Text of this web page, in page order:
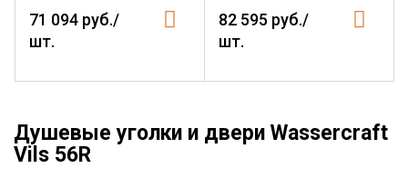
71 094 руб./
шт.
82 595 руб./
шт.
Душевые уголки и двери Wassercraft
Vils 56R